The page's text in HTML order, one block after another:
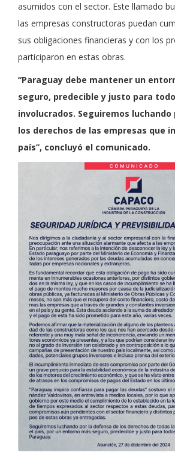
asumidos con el sector. Este llamado
las empresas constructoras puedan
sus obligaciones financieras y con los
participaron en estas obras.
“Paraguay debe mantener un
seguro, predecible y justo para
involucrados. Seguiremos
los derechos de las empresas que
país”, concluyó el comunicado.